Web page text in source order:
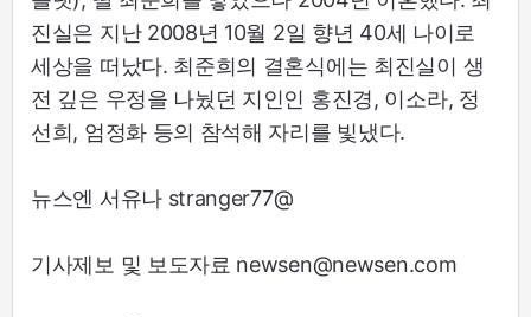
진실은 지난 2008년 10월 2일 향년 40세 나이로
세상을 떠났다. 최준희의 결혼식에는 최진실이 생
전 깊은 우정을 나눴던 지인인 홍진경, 이소라, 정
선희, 엄정화 등의 참석해 자리를 빛냈다.
뉴스엔 서유나 stranger77@
기사제보 및 보도자료 newsen@newsen.com